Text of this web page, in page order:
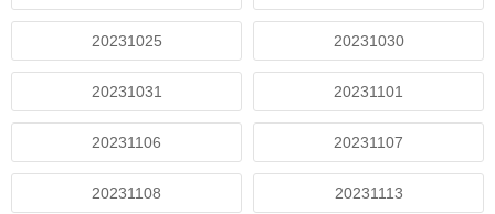
20231025 20231030
20231031 20231101
20231106 20231107
20231108 20231113